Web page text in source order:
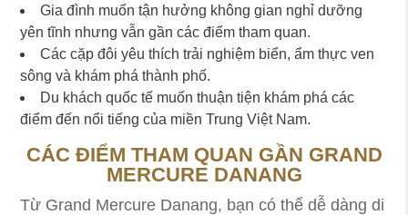
Gia đình muốn tận hưởng không gian nghỉ dưỡng
yên tĩnh nhưng vẫn gần các điểm tham quan.
Các cặp đôi yêu thích trải nghiệm biển, ẩm thực ven
sông và khám phá thành phố.
Du khách quốc tế muốn thuận tiện khám phá các
điểm đến nổi tiếng của miền Trung Việt Nam.
CÁC ĐIỂM THAM QUAN GẦN GRAND
MERCURE DANANG
Từ Grand Mercure Danang, bạn có thể dễ dàng di